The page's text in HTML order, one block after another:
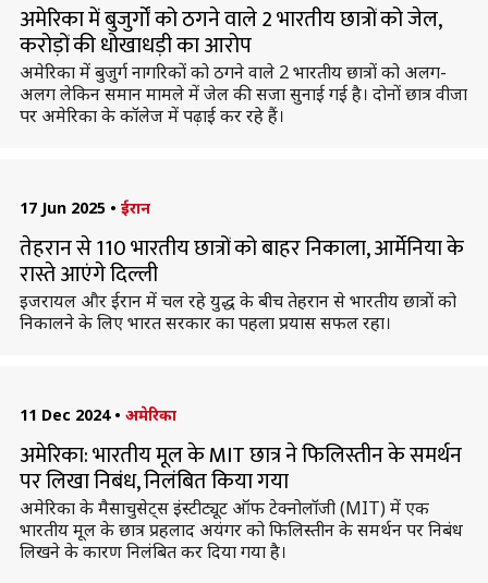
अमेरिका में बुजुर्गों को ठगने वाले 2 भारतीय छात्रों को जेल,
करोड़ों की धोखाधड़ी का आरोप
अमेरिका में बुजुर्ग नागरिकों को ठगने वाले 2 भारतीय छात्रों को अलग-
अलग लेकिन समान मामले में जेल की सजा सुनाई गई है। दोनों छात्र वीजा
पर अमेरिका के कॉलेज में पढ़ाई कर रहे हैं।
17 Jun 2025 • ईरान
तेहरान से 110 भारतीय छात्रों को बाहर निकाला, आर्मेनिया के
रास्ते आएंगे दिल्ली
इजरायल और ईरान में चल रहे युद्ध के बीच तेहरान से भारतीय छात्रों को
निकालने के लिए भारत सरकार का पहला प्रयास सफल रहा।
11 Dec 2024 • अमेरिका
अमेरिका: भारतीय मूल के MIT छात्र ने फिलिस्तीन के समर्थन
पर लिखा निबंध, निलंबित किया गया
अमेरिका के मैसाचुसेट्स इंस्टीट्यूट ऑफ टेक्नोलॉजी (MIT) में एक
भारतीय मूल के छात्र प्रहलाद अयंगर को फिलिस्तीन के समर्थन पर निबंध
लिखने के कारण निलंबित कर दिया गया है।